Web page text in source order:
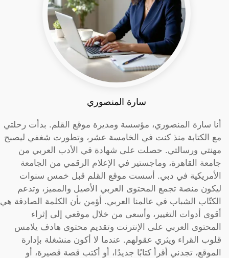
سارة المنصوري
أنا سارة المنصوري، مؤسسة ومديرة موقع القلم. بدأت رحلتي
مع الكتابة منذ كنت في الخامسة عشر، وتطورت شغفي ليصبح
مهنتي ورسالتي. حصلت على شهادة في الأدب العربي من
جامعة القاهرة، وماجستير في الإعلام الرقمي من الجامعة
الأمريكية في دبي. أسست موقع القلم قبل خمس سنوات
ليكون منصة تجمع المحتوى العربي الأصيل والمميز، وتدعم
الكتّاب الشباب في عالمنا العربي. أؤمن بأن الكلمة الصادقة هي
أقوى أدوات التغيير، وأسعى من خلال موقعي إلى إثراء
المحتوى العربي على الإنترنت وتقديم محتوى هادف يلامس
قلوب القراء ويثري عقولهم. عندما لا أكون منشغلة بإدارة
الموقع، تجدني أقرأ كتابًا جديدًا، أو أكتب قصة قصيرة، أو